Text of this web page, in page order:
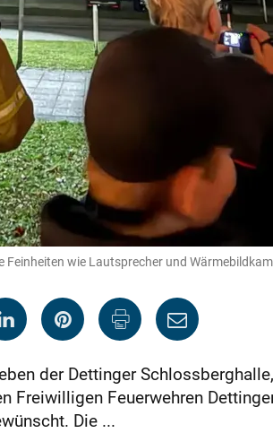
wie Lautsprecher und
der Dettinger
Feuerwehren
Die ...